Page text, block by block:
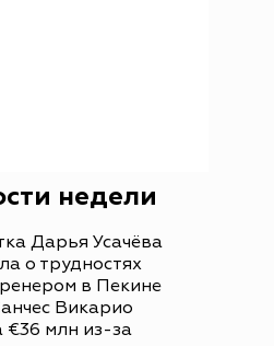
недели
Дарья Усачёва
о трудностях
в Пекине
Викарио
€36 млн из-за